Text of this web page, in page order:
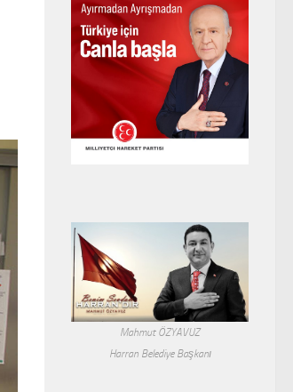
Mahmut ÖZYAVUZ
Harran Belediye Başkanı